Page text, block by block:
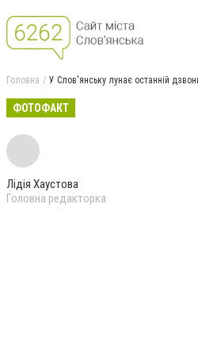
Головна У Слов'янську лунає останній
ФОТОФАКТ
Лідія Хаустова
Головна редакторка